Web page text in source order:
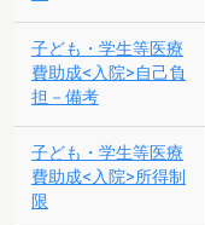
子ども・学生等医療
費助成<入院>自己負
担－備考
子ども・学生等医療
費助成<入院>所得制
限